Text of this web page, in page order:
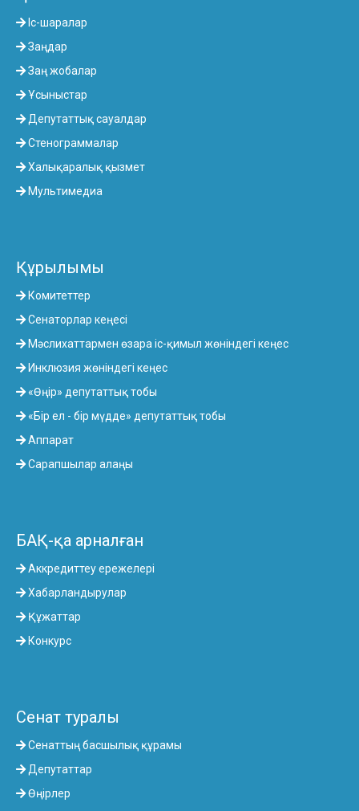
Іс-шаралар
Заңдар
Заң жобалар
Ұсыныстар
Депутаттық сауалдар
Стенограммалар
Халықаралық қызмет
Мультимедиа
Құрылымы
Комитеттер
Сенаторлар кеңесі
Мәслихаттармен өзара іс-қимыл жөніндегі кеңес
Инклюзия жөніндегі кеңес
«Өңір» депутаттық тобы
«Бір ел - бір мүдде» депутаттық тобы
Аппарат
Сарапшылар алаңы
БАҚ-қа арналған
Аккредиттеу ережелері
Хабарландырулар
Құжаттар
Конкурс
Сенат туралы
Сенаттың басшылық құрамы
Депутаттар
Өңірлер